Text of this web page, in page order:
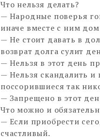
Что нельзя делать?
— Народные поверья
иначе вместе с ним
— Не стоит давать в
возврат долга сулит
— Нельзя в этот день
— Нельзя скандалить
поссорившиеся так
— Запрещено в этот
Что можно и
— Если приобрести
счастливый.